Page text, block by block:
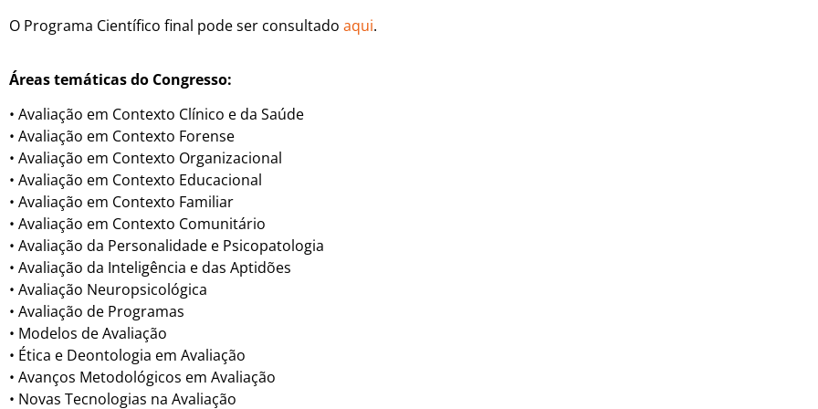
O Programa Científico final pode ser consultado aqui.
Áreas temáticas do Congresso:
• Avaliação em Contexto Clínico e da Saúde
• Avaliação em Contexto Forense
• Avaliação em Contexto Organizacional
• Avaliação em Contexto Educacional
• Avaliação em Contexto Familiar
• Avaliação em Contexto Comunitário
• Avaliação da Personalidade e Psicopatologia
• Avaliação da Inteligência e das Aptidões
• Avaliação Neuropsicológica
• Avaliação de Programas
• Modelos de Avaliação
• Ética e Deontologia em Avaliação
• Avanços Metodológicos em Avaliação
• Novas Tecnologias na Avaliação